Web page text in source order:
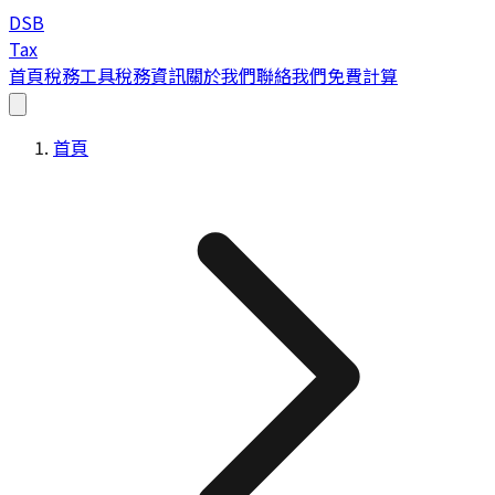
DSB
Tax
首頁稅務工具稅務資訊關於我們聯絡我們免費計算
首頁